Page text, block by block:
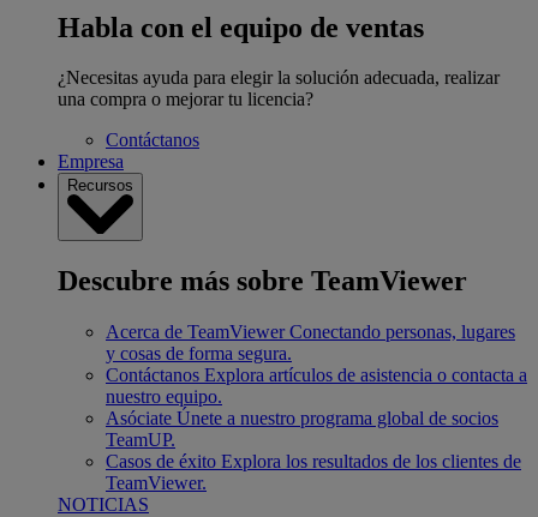
Habla con el equipo de ventas
¿Necesitas ayuda para elegir la solución adecuada, realizar
una compra o mejorar tu licencia?
Contáctanos
Empresa
Recursos
Descubre más sobre TeamViewer
Acerca de TeamViewer Conectando personas, lugares
y cosas de forma segura.
Contáctanos Explora artículos de asistencia o contacta a
nuestro equipo.
Asóciate Únete a nuestro programa global de socios
TeamUP.
Casos de éxito Explora los resultados de los clientes de
TeamViewer.
NOTICIAS